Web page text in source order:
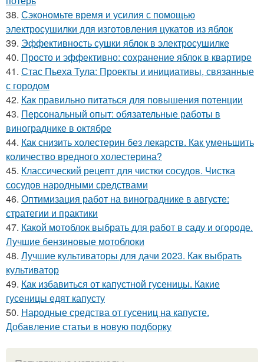
38. Сэкономьте время и усилия с помощью
электросушилки для изготовления цукатов из яблок
39. Эффективность сушки яблок в электросушилке
40. Просто и эффективно: сохранение яблок в квартире
41. Стас Пьеха Тула: Проекты и инициативы, связанные
с городом
42. Как правильно питаться для повышения потенции
43. Персональный опыт: обязательные работы в
винограднике в октябре
44. Как снизить холестерин без лекарств. Как уменьшить
количество вредного холестерина?
45. Классический рецепт для чистки сосудов. Чистка
сосудов народными средствами
46. Оптимизация работ на винограднике в августе:
стратегии и практики
47. Какой мотоблок выбрать для работ в саду и огороде.
Лучшие бензиновые мотоблоки
48. Лучшие культиваторы для дачи 2023. Как выбрать
культиватор
49. Как избавиться от капустной гусеницы. Какие
гусеницы едят капусту
50. Народные средства от гусениц на капусте.
Добавление статьи в новую подборку